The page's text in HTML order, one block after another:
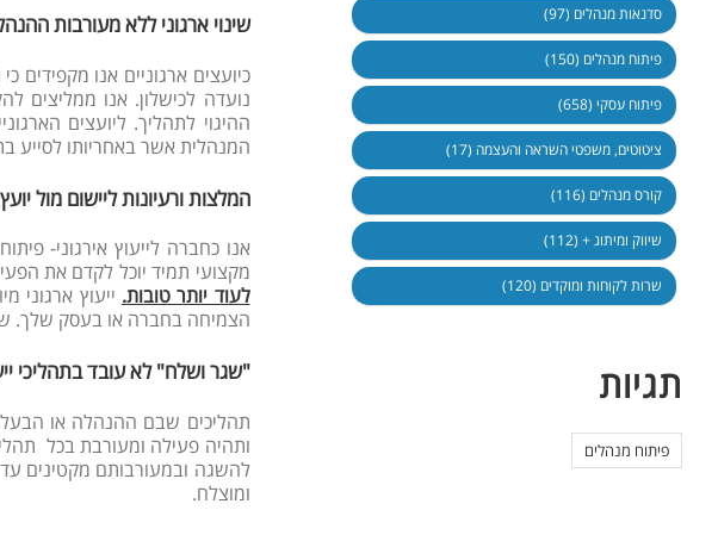
שינוי ארגוני ללא מעורבות
כיועצים ארגוניים אנו
נועדה לכישלון. אנו ממליצים
ההיגוי לתהליך. ליועצים
המנהלית אשר באחריותו לסייע
המלצות ורעיונות ליישום מול
אנו כחברה לייעוץ אירגוני-
מקצועי תמיד יוכל לקדם את
לעוד יותר טובות. ייעוץ ארגוני
הצמיחה בחברה או בעסק שלך.
"שגר ושלח" לא עובד בתהליכי
תהליכים שבם ההנהלה או
ותהיה פעילה ומעורבת בכל
להשגה ובמעורבותם מקטינים
ומוצלח.
סדנאות מנהלים (97)
פיתוח מנהלים (150)
פיתוח עסקי (658)
ציטוטים, משפטי השראה והעצמה (17)
קורס מנהלים (116)
שיווק ומיתוג + (112)
שרות לקוחות ומוקדים (120)
תגיות
פיתוח מנהלים